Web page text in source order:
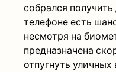
собрался
телефоне есть
несмотря на
предназначена
отпугнуть